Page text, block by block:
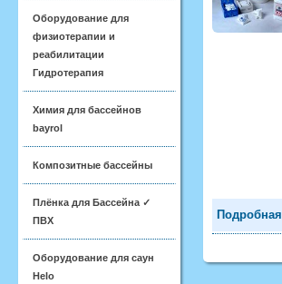
Оборудование для
физиотерапии и
реабилитации
Гидротерапия
Химия для бассейнов
bayrol
Композитные бассейны
Плёнка для Бассейна ✓
ПВХ
Оборудование для саун
Helo